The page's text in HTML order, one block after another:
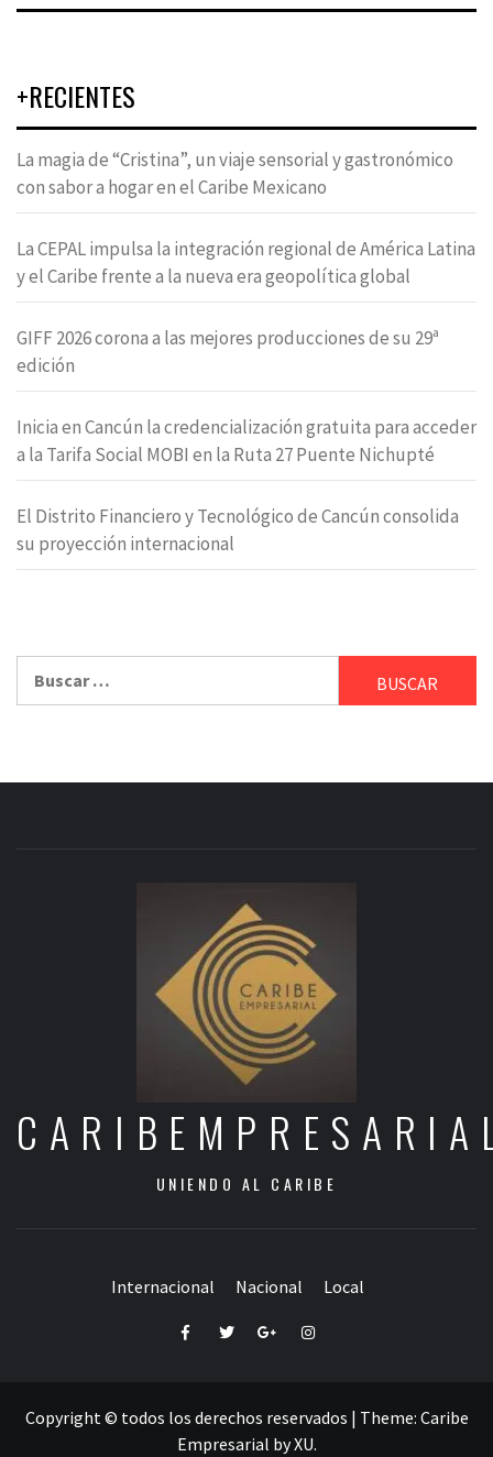
+RECIENTES
La magia de “Cristina”, un viaje sensorial y gastronómico
con sabor a hogar en el Caribe Mexicano
La CEPAL impulsa la integración regional de América Latina
y el Caribe frente a la nueva era geopolítica global
GIFF 2026 corona a las mejores producciones de su 29ª
edición
Inicia en Cancún la credencialización gratuita para acceder
a la Tarifa Social MOBI en la Ruta 27 Puente Nichupté
El Distrito Financiero y Tecnológico de Cancún consolida
su proyección internacional
UNIENDO AL CARIBE
Internacional Nacional Local
FacebookTwitterGoogle+Instagram
Copyright © todos los derechos reservados | Theme: Caribe
Empresarial byXU.